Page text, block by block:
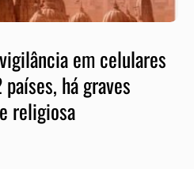
em celulares
há graves
religiosa